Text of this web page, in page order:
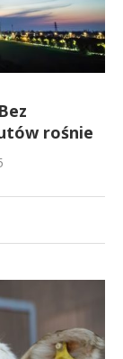
rośnie